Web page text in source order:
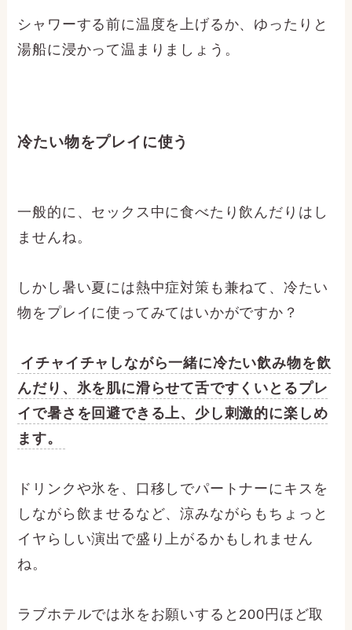
シャワーする前に温度を上げるか、ゆったりと
湯船に浸かって温まりましょう。
冷たい物をプレイに使う
一般的に、セックス中に食べたり飲んだりはし
ませんね。
しかし暑い夏には熱中症対策も兼ねて、冷たい
物をプレイに使ってみてはいかがですか？
イチャイチャしながら一緒に冷たい飲み物を飲
んだり、氷を肌に滑らせて舌ですくいとるプレ
イで暑さを回避できる上、少し刺激的に楽しめ
ます。
ドリンクや氷を、口移しでパートナーにキスを
しながら飲ませるなど、涼みながらもちょっと
イヤらしい演出で盛り上がるかもしれません
ね。
ラブホテルでは氷をお願いすると200円ほど取